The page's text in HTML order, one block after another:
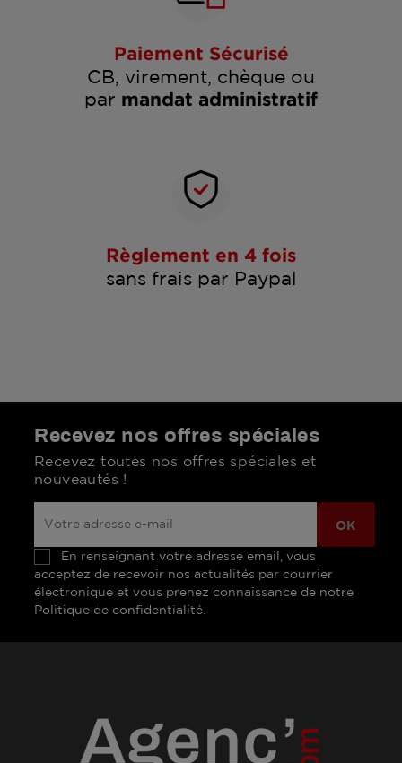
Paiement Sécurisé
CB, virement, chèque ou
par mandat administratif
Règlement en 4 fois
sans frais par Paypal
Recevez nos offres spéciales
Recevez toutes nos offres spéciales et
nouveautés !
En renseignant votre adresse email, vous
acceptez de recevoir nos actualités par courrier
électronique et vous prenez connaissance de notre
Politique de confidentialité.